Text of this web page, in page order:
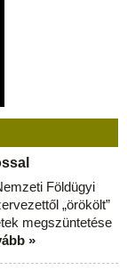
Földügyi
„örökölt”
megszüntetése
»